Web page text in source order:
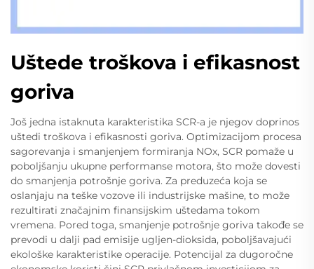
Uštede troškova i efikasnost
goriva
Još jedna istaknuta karakteristika SCR-a je njegov doprinos
uštedi troškova i efikasnosti goriva. Optimizacijom procesa
sagorevanja i smanjenjem formiranja NOx, SCR pomaže u
poboljšanju ukupne performanse motora, što može dovesti
do smanjenja potrošnje goriva. Za preduzeća koja se
oslanjaju na teške vozove ili industrijske mašine, to može
rezultirati značajnim finansijskim uštedama tokom
vremena. Pored toga, smanjenje potrošnje goriva takođe se
prevodi u dalji pad emisije ugljen-dioksida, poboljšavajući
ekološke karakteristike operacije. Potencijal za dugoročne